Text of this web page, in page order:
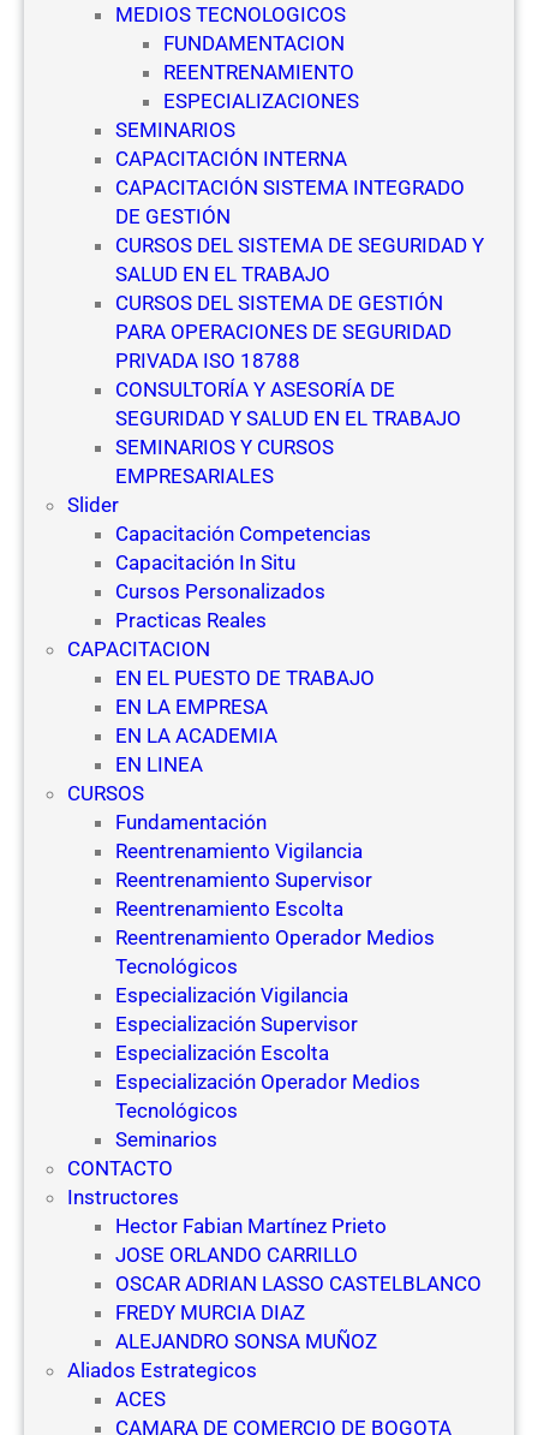
MEDIOS TECNOLOGICOS
FUNDAMENTACION
REENTRENAMIENTO
ESPECIALIZACIONES
SEMINARIOS
CAPACITACIÓN INTERNA
CAPACITACIÓN SISTEMA INTEGRADO
DE GESTIÓN
CURSOS DEL SISTEMA DE SEGURIDAD Y
SALUD EN EL TRABAJO
CURSOS DEL SISTEMA DE GESTIÓN
PARA OPERACIONES DE SEGURIDAD
PRIVADA ISO 18788
CONSULTORÍA Y ASESORÍA DE
SEGURIDAD Y SALUD EN EL TRABAJO
SEMINARIOS Y CURSOS
EMPRESARIALES
Slider
Capacitación Competencias
Capacitación In Situ
Cursos Personalizados
Practicas Reales
CAPACITACION
EN EL PUESTO DE TRABAJO
EN LA EMPRESA
EN LA ACADEMIA
EN LINEA
CURSOS
Fundamentación
Reentrenamiento Vigilancia
Reentrenamiento Supervisor
Reentrenamiento Escolta
Reentrenamiento Operador Medios
Tecnológicos
Especialización Vigilancia
Especialización Supervisor
Especialización Escolta
Especialización Operador Medios
Tecnológicos
Seminarios
CONTACTO
Instructores
Hector Fabian Martínez Prieto
JOSE ORLANDO CARRILLO
OSCAR ADRIAN LASSO CASTELBLANCO
FREDY MURCIA DIAZ
ALEJANDRO SONSA MUÑOZ
Aliados Estrategicos
ACES
CAMARA DE COMERCIO DE BOGOTA